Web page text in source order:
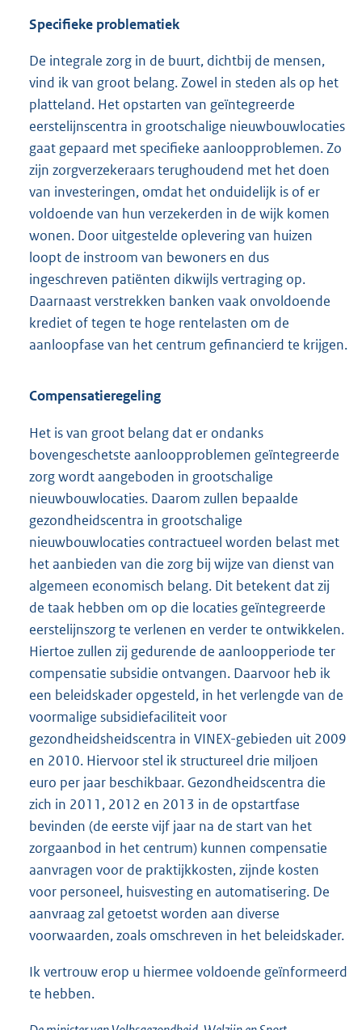
Specifieke problematiek
De integrale zorg in de buurt, dichtbij de mensen,
vind ik van groot belang. Zowel in steden als op het
platteland. Het opstarten van geïntegreerde
eerstelijnscentra in grootschalige nieuwbouwlocaties
gaat gepaard met specifieke aanloopproblemen. Zo
zijn zorgverzekeraars terughoudend met het doen
van investeringen, omdat het onduidelijk is of er
voldoende van hun verzekerden in de wijk komen
wonen. Door uitgestelde oplevering van huizen
loopt de instroom van bewoners en dus
ingeschreven patiënten dikwijls vertraging op.
Daarnaast verstrekken banken vaak onvoldoende
krediet of tegen te hoge rentelasten om de
aanloopfase van het centrum gefinancierd te krijgen.
Compensatieregeling
Het is van groot belang dat er ondanks
bovengeschetste aanloopproblemen geïntegreerde
zorg wordt aangeboden in grootschalige
nieuwbouwlocaties. Daarom zullen bepaalde
gezondheidscentra in grootschalige
nieuwbouwlocaties contractueel worden belast met
het aanbieden van die zorg bij wijze van dienst van
algemeen economisch belang. Dit betekent dat zij
de taak hebben om op die locaties geïntegreerde
eerstelijnszorg te verlenen en verder te ontwikkelen.
Hiertoe zullen zij gedurende de aanloopperiode ter
compensatie subsidie ontvangen. Daarvoor heb ik
een beleidskader opgesteld, in het verlengde van de
voormalige subsidiefaciliteit voor
gezondheidsheidscentra in VINEX-gebieden uit 2009
en 2010. Hiervoor stel ik structureel drie miljoen
euro per jaar beschikbaar. Gezondheidscentra die
zich in 2011, 2012 en 2013 in de opstartfase
bevinden (de eerste vijf jaar na de start van het
zorgaanbod in het centrum) kunnen compensatie
aanvragen voor de praktijkkosten, zijnde kosten
voor personeel, huisvesting en automatisering. De
aanvraag zal getoetst worden aan diverse
voorwaarden, zoals omschreven in het beleidskader.
Ik vertrouw erop u hiermee voldoende geïnformeerd
te hebben.